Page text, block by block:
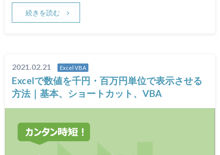
続きを読む
2021.02.21 Excel VBA
Excelで数値を千円・百万円単位で表示させる
方法｜基本、ショートカット、VBA